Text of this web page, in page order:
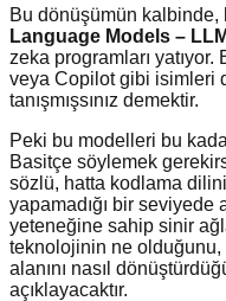
Bu dönüşümün kalbinde,
Language Models –
zeka programları
veya Copilot gibi isimleri
tanışmışsınız demektir.
Peki bu modelleri bu
Basitçe söylemek
sözlü, hatta kodlama
yapamadığı bir
yeteneğine sahip sinir
teknolojinin ne olduğunu,
alanını nasıl
açıklayacaktır.